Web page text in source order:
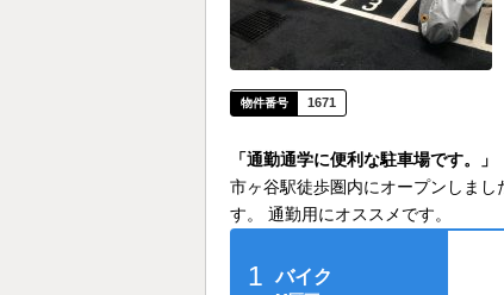
1671
「通勤通学に便利な駐車場です。」
市ヶ谷駅徒歩圏内にオープンしま
す。 通勤用にオススメです。
1 バイク